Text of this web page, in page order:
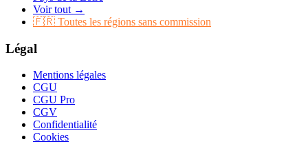
Voir tout →
🇫🇷 Toutes les régions sans commission
Légal
Mentions légales
CGU
CGU Pro
CGV
Confidentialité
Cookies